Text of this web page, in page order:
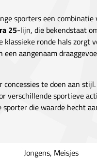
sporters een combinatie
25-lijn, die bekendstaat
ronde hals zorgt
aangenaam
te doen aan
verschillende sportieve
die waarde hecht
Jongens, Meisjes